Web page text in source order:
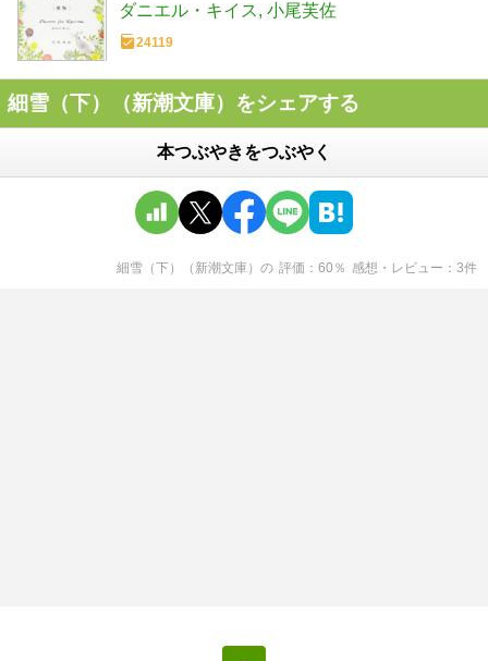
ダニエル・キイス 小尾芙佐
24119
細雪（下）（新潮文庫）をシェアする
本つぶやきをつぶやく
細雪（下）（新潮文庫） の 評価 60 ％ 感想・レビュー 3件